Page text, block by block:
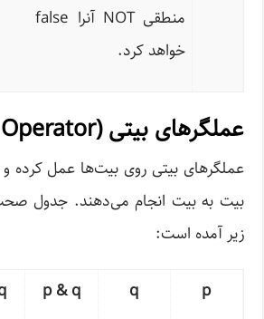
منطقی NOT آنرا false
خواهد کرد.
عملگرهای بیتی (Bitwise Operator)
عملگرهای بیتی روی بیت‌ها عمل کرده
بیت به بیت انجام می‌دهند. جدول
زیر آمده است:
p
q
p & q